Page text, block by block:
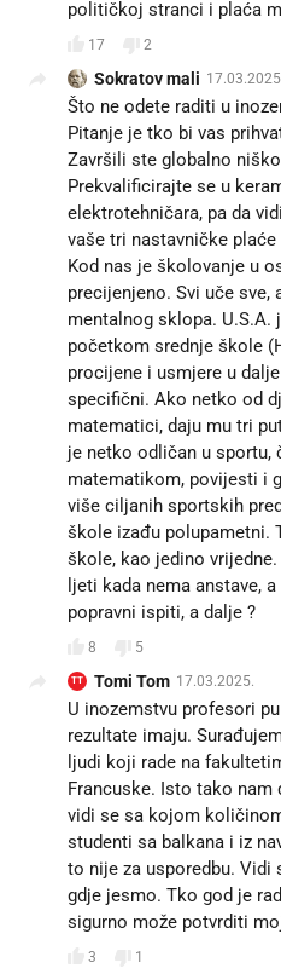
političkoj stranci i plaća
17 2
Sokratov mali
Što ne odete raditi u
Pitanje je tko bi vas
Završili ste globalno
Prekvalificirajte se u
elektrotehničara, pa da
vaše tri nastavničke
Kod nas je školovanje u
precijenjeno. Svi uče sve,
mentalnog sklopa. U.S.A.
početkom srednje škole
procijene i usmjere u
specifični. Ako netko od
matematici, daju mu tri
je netko odličan u sportu,
matematikom, povijesti i
više ciljanih sportskih
škole izađu polupametni.
škole, kao jedino
ljeti kada nema anstave,
popravni ispiti, a dalje ?
8 5
TT Tomi Tom 17.03.2025.
U inozemstvu profesori
rezultate imaju.
ljudi koji rade na
Francuske. Isto tako nam
vidi se sa kojom
studenti sa balkana i iz
to nije za usporedbu.
gdje jesmo. Tko god je
sigurno može potvrditi
3
1